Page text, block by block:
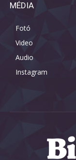
MÉDIA
Fotó
Video
Audio
Instagram